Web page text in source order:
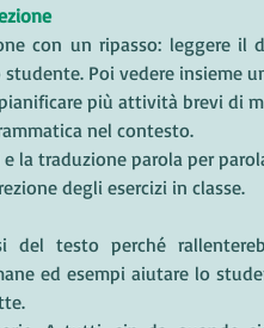
con un ripasso: leggere il
Poi vedere insieme
più attività brevi di
nel contesto.
la traduzione parola per
degli esercizi in classe.
del testo perché
ed esempi aiutare lo